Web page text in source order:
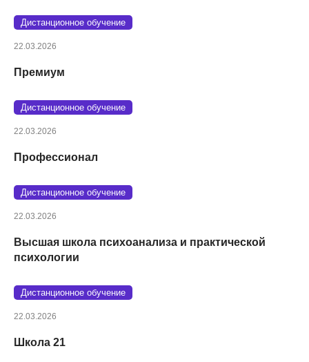
Дистанционное обучение
22.03.2026
Премиум
Дистанционное обучение
22.03.2026
Профессионал
Дистанционное обучение
22.03.2026
Высшая школа психоанализа и практической
психологии
Дистанционное обучение
22.03.2026
Школа 21